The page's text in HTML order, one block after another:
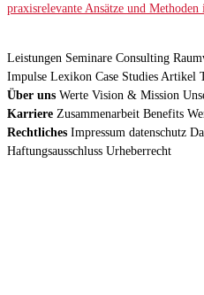
praxisrelevante Ansätze und
Leistungen Seminare Consulting
Impulse Lexikon Case Studies Artikel
Über uns Werte Vision & Mission
Karriere Zusammenarbeit Benefits
Rechtliches Impressum datenschutz
Haftungsausschluss Urheberrecht